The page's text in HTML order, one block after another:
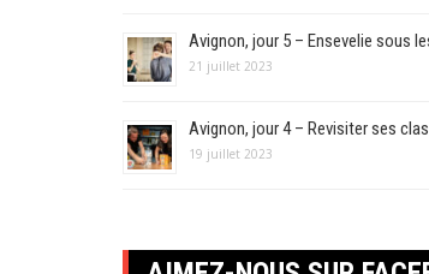
Avignon, jour 5 – Ensevelie sous
21 juillet 2023
Avignon, jour 4 – Revisiter ses
19 juillet 2023